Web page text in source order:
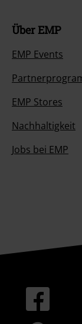
Über EMP
EMP Events
EMP Stores
Nachhaltigkeit
Jobs bei EMP